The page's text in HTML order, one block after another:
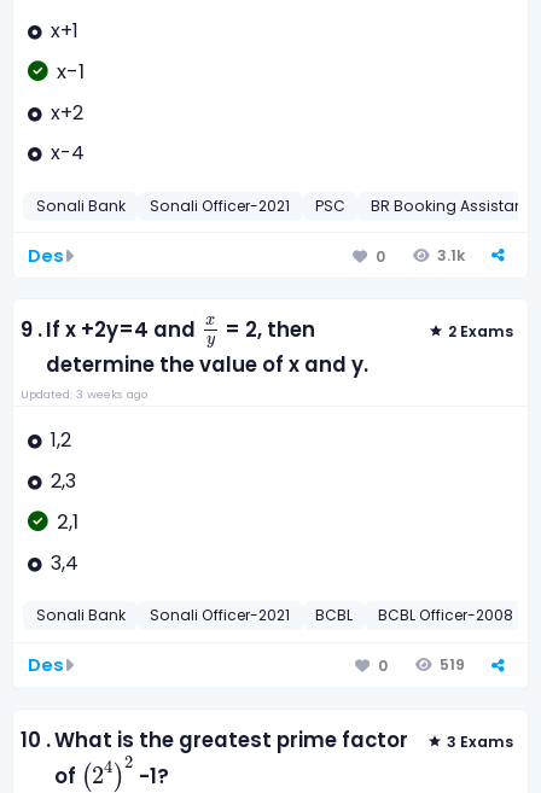
x+1
x-1
x+2
x-4
Sonali Bank Sonali Officer-2021 PSC BR Booking Assistant-
Des 0 3.1k
9 .If x +2y=4 and
x
y
xy= 2, then
determine the value of x and y.
2 Exams
Updated: 3 weeks ago
1,2
2,3
2,1
3,4
Sonali Bank Sonali Officer-2021 BCBL BCBL Officer-2008
Des 0 519
10 .What is the greatest prime factor
of (24 )2
(24) 2
-1?
3 Exams